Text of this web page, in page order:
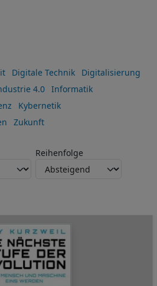
Digitale Technik
Digitalisierung
4.0
Informatik
Kybernetik
Zukunft
Reihenfolge